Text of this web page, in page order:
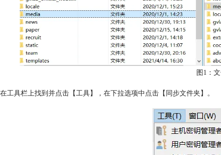
图1：
在工具栏上找到并点击【工具】，在下拉选项中点击【同步文件夹】。